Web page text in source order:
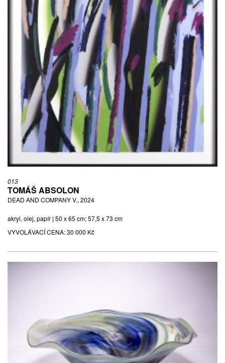
013
TOMÁŠ ABSOLON
DEAD AND COMPANY V., 2024
akryl, olej, papír | 50 x 65 cm; 57,5 x 73 cm
VYVOLÁVACÍ CENA:30 000 Kč